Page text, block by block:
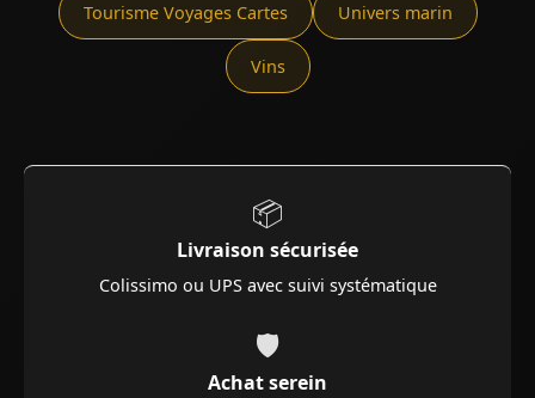
Tourisme Voyages Cartes Univers marin
Vins
📦
Livraison sécurisée
Colissimo ou UPS avec suivi systématique
🛡️
Achat serein